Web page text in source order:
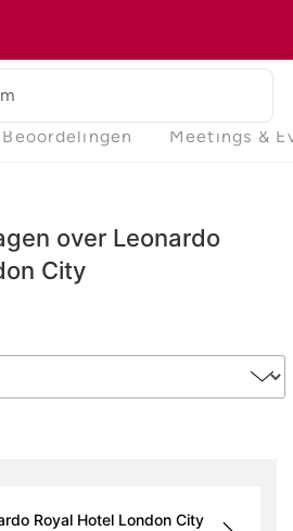
Beoordelingen Meetings &
over Leonardo
City
Royal Hotel London City